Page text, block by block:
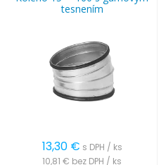
tesnením
13,30 € s DPH / ks
10,81 € bez DPH / ks